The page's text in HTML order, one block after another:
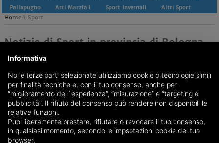
Pallapugno
Arti Marziali Sport Invernali Altri Sport
Home \ Sport
Notizie di Sport in provincia di Bologna
REDAZIONE Feed RSS
Informativa
Noi e terze parti selezionate utilizziamo cookie o tecnologie simili
per finalità tecniche e, con il tuo consenso, anche per
“miglioramento dell`esperienza”, “misurazione” e “targeting e
pubblicità”. Il rifiuto del consenso può rendere non disponibili le
relative funzioni.
Puoi liberamente prestare, rifiutare o revocare il tuo consenso,
in qualsiasi momento, secondo le impsotazioni cookie del tuo
browser.